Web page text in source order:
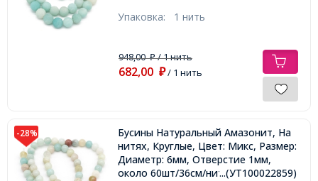
Упаковка: 1 нить
948,00₽/ 1 нить
682,00 ₽/ 1 нить
-28%
Бусины Натуральный Амазонит, На
нитях, Круглые, Цвет: Микс, Размер:
Диаметр: 6мм, Отверстие 1мм,
около 60шт/36см/нить,...(УТ100022859)